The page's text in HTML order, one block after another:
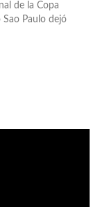
de la Copa
Paulo dejó